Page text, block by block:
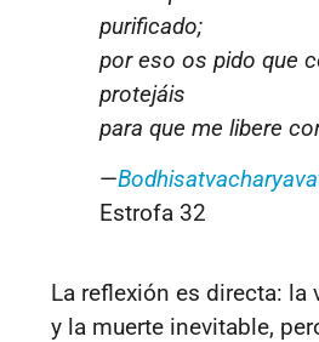
purificado;
por eso os pido que
protejáis
para que me libere
—
Estrofa 32
La reflexión es directa: la
y la muerte inevitable,